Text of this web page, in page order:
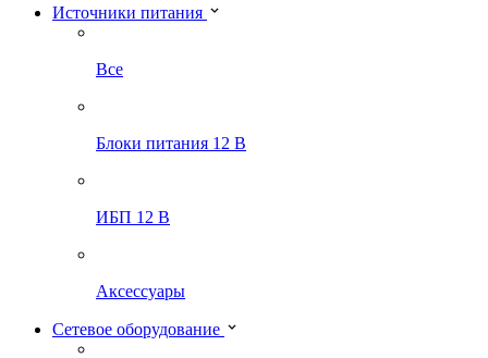
Источники питания
Все
Блоки питания 12 В
ИБП 12 В
Аксессуары
Сетевое оборудование